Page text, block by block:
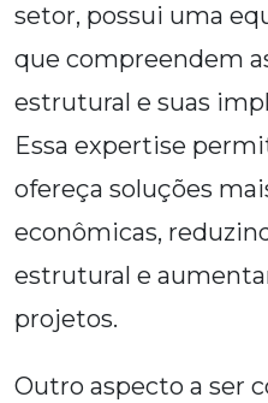
setor, possui uma
que compreendem
estrutural e suas
Essa expertise
ofereça soluções
econômicas,
estrutural e
projetos.
Outro aspecto a ser